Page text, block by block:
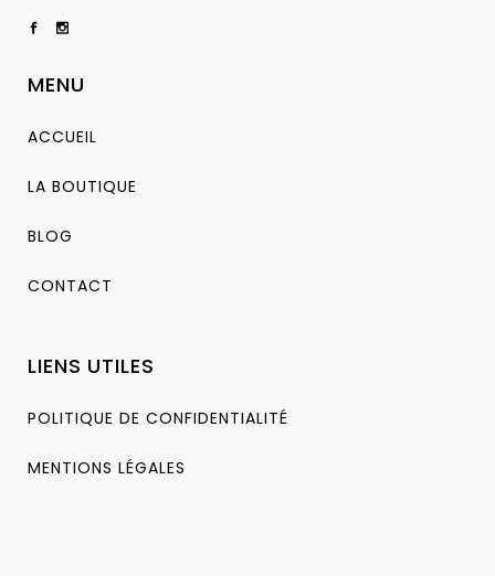
MENU
ACCUEIL
LA BOUTIQUE
BLOG
CONTACT
LIENS UTILES
POLITIQUE DE CONFIDENTIALITÉ
MENTIONS LÉGALES